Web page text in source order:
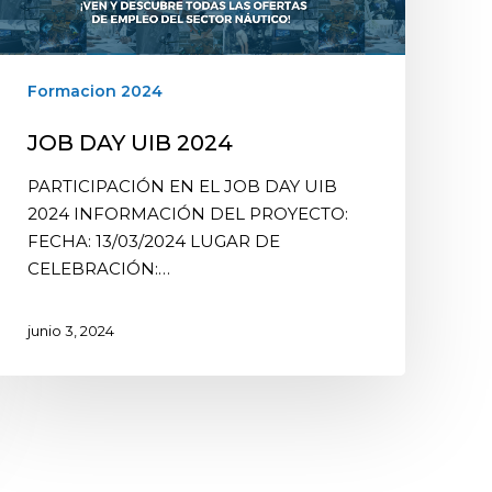
Formacion 2024
JOB DAY UIB 2024
PARTICIPACIÓN EN EL JOB DAY UIB
2024 INFORMACIÓN DEL PROYECTO:
FECHA: 13/03/2024 LUGAR DE
CELEBRACIÓN:…
junio 3, 2024